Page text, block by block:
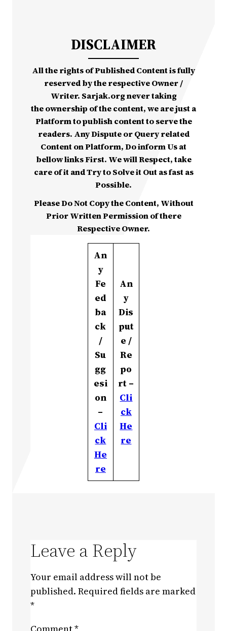
DISCLAIMER
All the rights of Published Content is fully
reserved by the respective Owner /
Writer. Sarjak.org never taking
the ownership of the content, we are just a
Platform to publish content to serve the
readers. Any Dispute or Query related
Content on Platform, Do inform Us at
bellow links First. We will Respect, take
care of it and Try to Solve it Out as fast as
Possible.
Please Do Not Copy the Content, Without
Prior Written Permission of there
Respective Owner.
An
y
Fe
ed
ba
ck
/
Su
gg
esi
on
–
Cli
ck
He
re
An
y
Dis
put
e /
Re
po
rt –
Cli
ck
He
re
Leave a Reply
Your email address will not be
published. Required fields are marked
*